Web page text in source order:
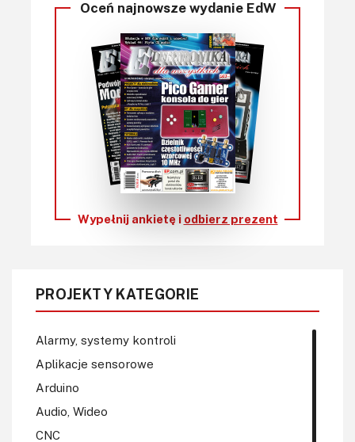
Oceń najnowsze wydanie EdW
Wypełnij ankietę i odbierz prezent
PROJEKTY KATEGORIE
Alarmy, systemy kontroli
Aplikacje sensorowe
Arduino
Audio, Wideo
CNC